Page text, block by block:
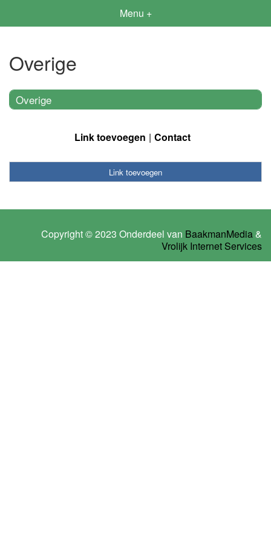
Menu +
Overige
Overige
Link toevoegen Contact
Link toevoegen
Copyright © 2023 Onderdeel van BaakmanMedia &
Vrolijk Internet Services